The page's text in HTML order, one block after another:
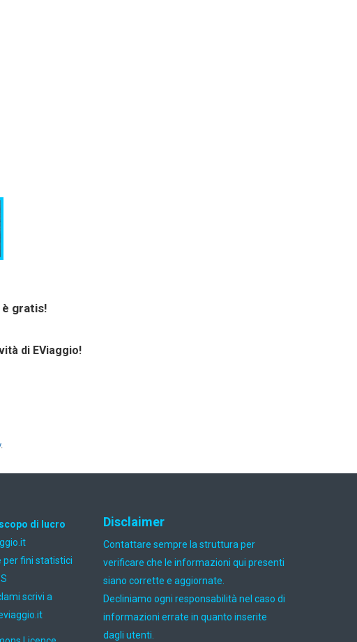
gratis!
di EViaggio!
.
di lucro
per fini statistici
scrivi a
Disclaimer
Contattare sempre la struttura per
verificare che le informazioni qui presenti
siano corrette e aggiornate.
Decliniamo ogni responsabilità nel caso di
informazioni errate in quanto inserite
dagli utenti.